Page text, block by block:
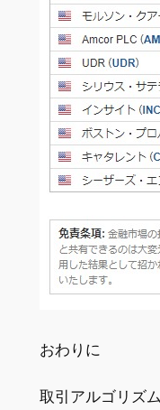
おわりに
取引アルゴリズ